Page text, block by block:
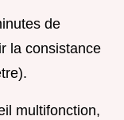
de
la consistance
multifonction,